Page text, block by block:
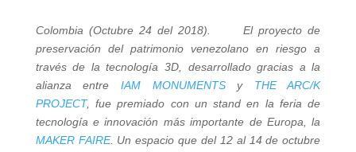
Colombia (Octubre 24 del 2018). El proyecto de
preservación del patrimonio venezolano en riesgo a
través de la tecnología 3D, desarrollado gracias a la
alianza entre IAM MONUMENTSy THE ARC/K
PROJECT, fue premiado con un stand en la feria de
tecnología e innovación más importante de Europa, la
MAKER FAIRE. Un espacio que del 12 al 14 de octubre